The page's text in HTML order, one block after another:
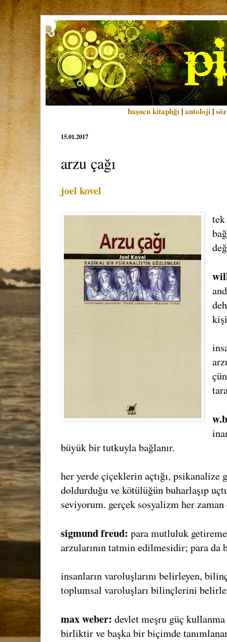
başucu kitaplığı |antoloji |
15.01.2017
arzu çağı
joel kovel
büyük bir tutkuyla bağlanır.
her yerde çiçeklerin açtığı,
doldurduğu ve kötülüğün buharlaşıp
seviyorum. gerçek sosyalizm her
sigmund freud: para mutluluk
arzularının tatmin edilmesidir; para da
insanların varoluşlarını belirleyen,
toplumsal varoluşları bilinçlerini
max weber: devlet meşru güç
birliktir ve başka bir biçimde